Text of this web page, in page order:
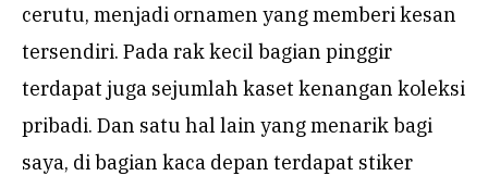
cerutu, menjadi ornamen yang memberi kesan
tersendiri. Pada rak kecil bagian pinggir
terdapat juga sejumlah kaset kenangan koleksi
pribadi. Dan satu hal lain yang menarik bagi
saya, di bagian kaca depan terdapat stiker